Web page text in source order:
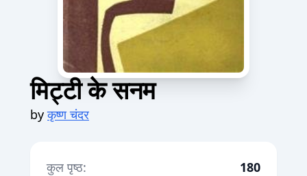
मिट्टी के सनम
byकृष्ण चंदर
कुल पृष्ठ: 180